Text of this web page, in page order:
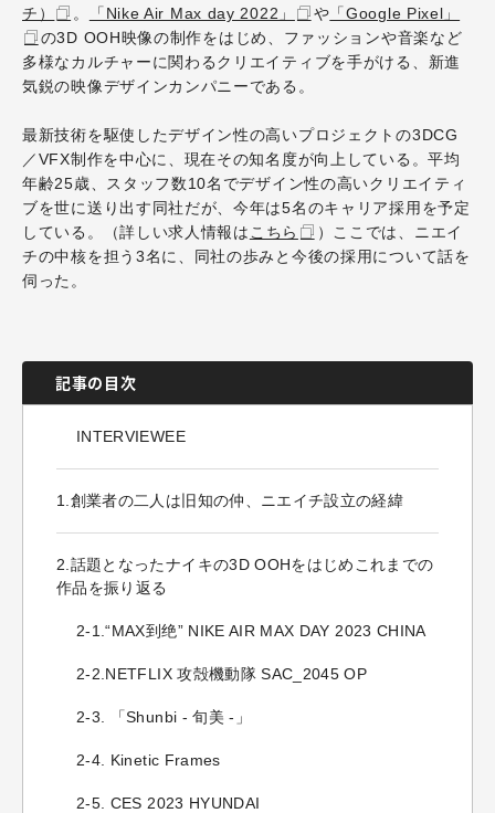
チ）
。 「Nike Air Max day 2022」 や 「Google Pixel」
の3D OOH映像の制作をはじめ、ファッションや音楽など
多様なカルチャーに関わるクリエイティブを手がける、新進
気鋭の映像デザインカンパニーである。
最新技術を駆使したデザイン性の高いプロジェクトの3DCG
／VFX制作を中心に、現在その知名度が向上している。平均
年齢25歳、スタッフ数10名でデザイン性の高いクリエイティ
ブを世に送り出す同社だが、今年は5名のキャリア採用を予定
している。（詳しい求人情報は こちら
）ここでは、ニエイ
チの中核を担う3名に、同社の歩みと今後の採用について話を
伺った。
記事の目次
INTERVIEWEE
1.創業者の二人は旧知の仲、ニエイチ設立の経緯
2.話題となったナイキの3D OOHをはじめこれまでの
作品を振り返る
2-1.“MAX到绝” NIKE AIR MAX DAY 2023 CHINA
2-2.NETFLIX 攻殻機動隊 SAC_2045 OP
2-3. 「Shunbi - 旬美 -」
2-4. Kinetic Frames
2-5. CES 2023 HYUNDAI